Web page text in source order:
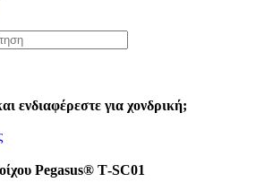
ενδιαφέρεστε για χονδρική;
Pegasus® T‑SC01